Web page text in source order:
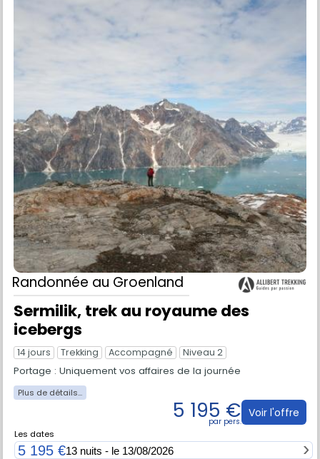
Randonnée au Groenland
Sermilik, trek au royaume des
icebergs
14 jours Trekking Accompagné Niveau 2
Portage : Uniquement vos affaires de la journée
5 195 € Voir l'offre
Les dates
5 195 €13 nuits - le 13/08/2026